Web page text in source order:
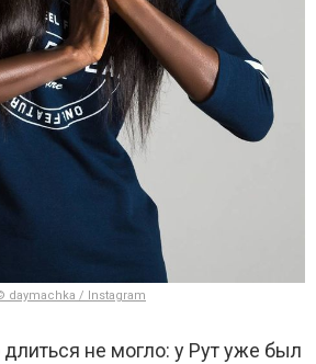
daymachka / Instagram
длиться не могло: у Рут уже был